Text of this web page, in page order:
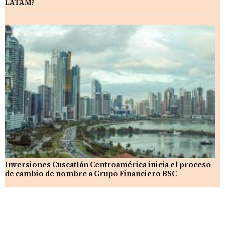
LATAM?
Inversiones Cuscatlán Centroamérica inicia el proceso
de cambio de nombre a Grupo Financiero BSC